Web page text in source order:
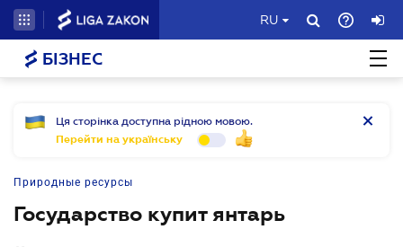
RU
БІЗНЕС
Ця сторінка доступна рідною мовою.
Перейти на українську
Природные ресурсы
Государство купит янтарь